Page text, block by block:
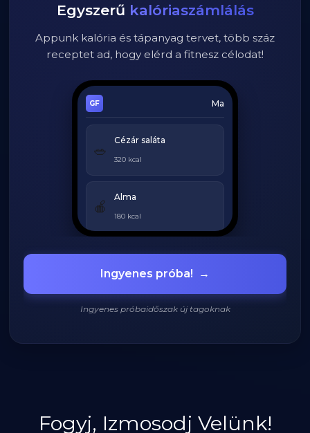
Egyszerű kalóriaszámlálás
Appunk kalória és tápanyag tervet, több száz
receptet ad, hogy elérd a fitnesz célodat!
Ma
🥗
Cézár saláta
320 kcal
🍎
Alma
180 kcal
Grillezett csirke
420 kcal
Ingyenes próba! →
Ingyenes próbaidőszak új tagoknak
Fogyj, Izmosodj Velünk!